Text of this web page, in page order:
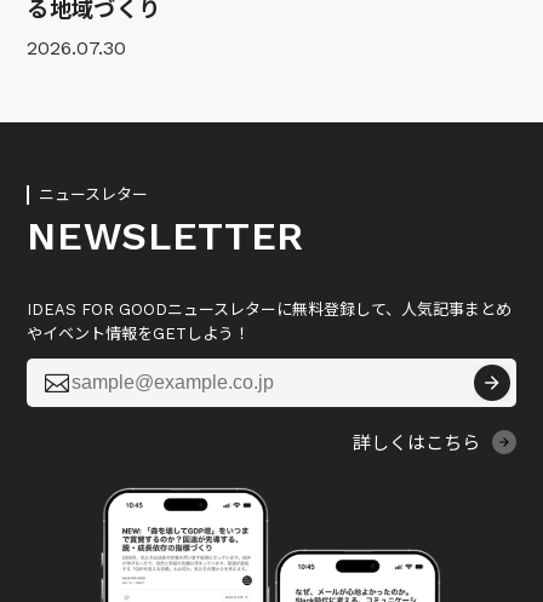
る地域づくり
2026.07.30
ニュースレター
NEWSLETTER
IDEAS FOR GOODニュースレターに無料登録して、人気記事まとめ
やイベント情報をGETしよう！

詳しくはこちら